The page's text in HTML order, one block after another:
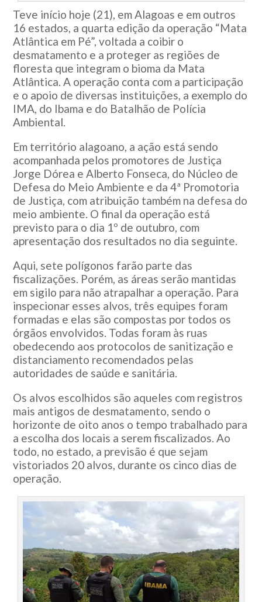
Teve início hoje (21), em Alagoas e em outros
16 estados, a quarta edição da operação “Mata
Atlântica em Pé”, voltada a coibir o
desmatamento e a proteger as regiões de
floresta que integram o bioma da Mata
Atlântica. A operação conta com a participação
e o apoio de diversas instituições, a exemplo do
IMA, do Ibama e do Batalhão de Polícia
Ambiental.
Em território alagoano, a ação está sendo
acompanhada pelos promotores de Justiça
Jorge Dórea e Alberto Fonseca, do Núcleo de
Defesa do Meio Ambiente e da 4ª Promotoria
de Justiça, com atribuição também na defesa do
meio ambiente. O final da operação está
previsto para o dia 1º de outubro, com
apresentação dos resultados no dia seguinte.
Aqui, sete polígonos farão parte das
fiscalizações. Porém, as áreas serão mantidas
em sigilo para não atrapalhar a operação. Para
inspecionar esses alvos, três equipes foram
formadas e elas são compostas por todos os
órgãos envolvidos. Todas foram às ruas
obedecendo aos protocolos de sanitização e
distanciamento recomendados pelas
autoridades de saúde e sanitária.
Os alvos escolhidos são aqueles com registros
mais antigos de desmatamento, sendo o
horizonte de oito anos o tempo trabalhado para
a escolha dos locais a serem fiscalizados. Ao
todo, no estado, a previsão é que sejam
vistoriados 20 alvos, durante os cinco dias de
operação.